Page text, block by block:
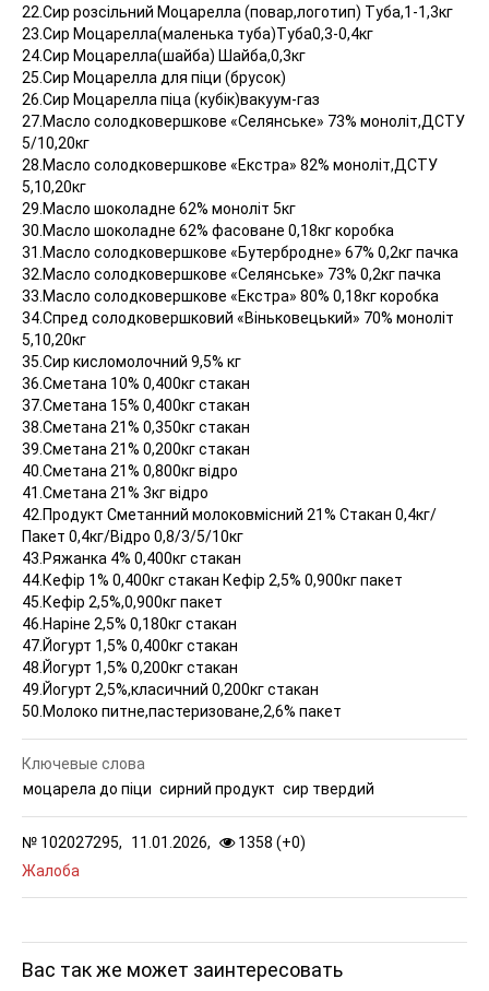
22.Сир розсільний Моцарелла (повар,логотип) Туба,1-1,3кг
23.Сир Моцарелла(маленька туба)Туба0,3-0,4кг
24.Сир Моцарелла(шайба) Шайба,0,3кг
25.Сир Моцарелла для піци (брусок)
26.Сир Моцарелла піца (кубік)вакуум-газ
27.Масло солодковершкове «Селянське» 73% моноліт,ДСТУ
5/10,20кг
28.Масло солодковершкове «Екстра» 82% моноліт,ДСТУ
5,10,20кг
29.Масло шоколадне 62% моноліт 5кг
30.Масло шоколадне 62% фасоване 0,18кг коробка
31.Масло солодковершкове «Бутербродне» 67% 0,2кг пачка
32.Масло солодковершкове «Селянське» 73% 0,2кг пачка
33.Масло солодковершкове «Екстра» 80% 0,18кг коробка
34.Спред солодковершковий «Віньковецький» 70% моноліт
5,10,20кг
35.Сир кисломолочний 9,5% кг
36.Сметана 10% 0,400кг стакан
37.Сметана 15% 0,400кг стакан
38.Сметана 21% 0,350кг стакан
39.Сметана 21% 0,200кг стакан
40.Сметана 21% 0,800кг відро
41.Сметана 21% 3кг відро
42.Продукт Сметанний молоковмісний 21% Стакан 0,4кг/
Пакет 0,4кг/Відро 0,8/3/5/10кг
43.Ряжанка 4% 0,400кг стакан
44.Кефір 1% 0,400кг стакан Кефір 2,5% 0,900кг пакет
45.Кефір 2,5%,0,900кг пакет
46.Наріне 2,5% 0,180кг стакан
47.Йогурт 1,5% 0,400кг стакан
48.Йогурт 1,5% 0,200кг стакан
49.Йогурт 2,5%,класичний 0,200кг стакан
50.Молоко питне,пастеризоване,2,6% пакет
№ 102027295, 11.01.2026, 1358 (+0)
Жалоба
Ключевые слова
моцарела до піци сирний продукт сир твердий
Вас так же может заинтересовать